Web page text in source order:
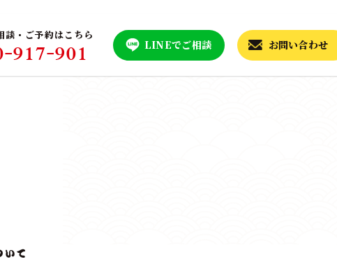
談・ご予約はこちら
917-901 LINEでご相談 お問い合わせ
いて